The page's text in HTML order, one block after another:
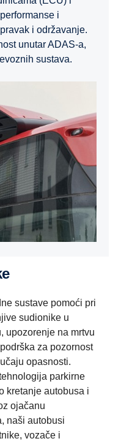
i
i održavanje.
unutar ADAS-a,
sustava.
sustave pomoći pri
sudionike u
upozorenje na mrtvu
za pozornost
opasnosti.
parkirne
kretanje autobusa i
ojačanu
naši autobusi
vozače i